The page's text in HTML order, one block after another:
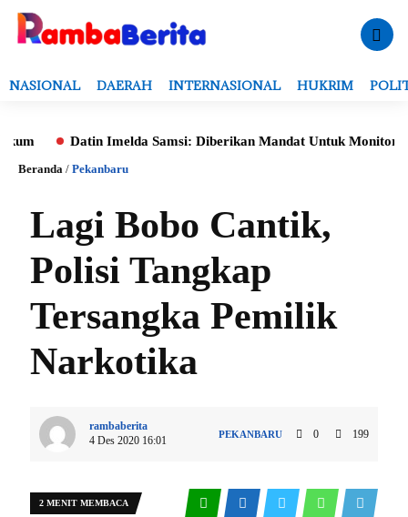
NASIONAL DAERAH INTERNASIONAL HUKRIM
Datin Imelda Samsi: Diberikan Mandat Untuk Monitoring
Beranda / Pekanbaru
Lagi Bobo Cantik,
Polisi Tangkap
Tersangka Pemilik
Narkotika
rambaberita
4 Des 2020 16:01
PEKANBARU 0 199
2 MENIT MEMBACA